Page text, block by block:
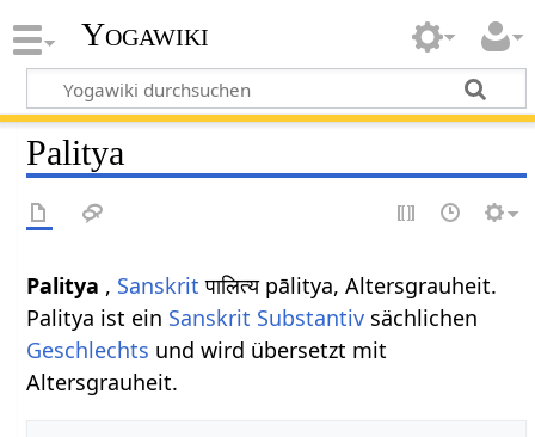
Yogawiki
Palitya
Palitya , Sanskrit पालित्य pālitya, Altersgrauheit.
Palitya ist ein Sanskrit Substantiv sächlichen
Geschlechts und wird übersetzt mit
Altersgrauheit.